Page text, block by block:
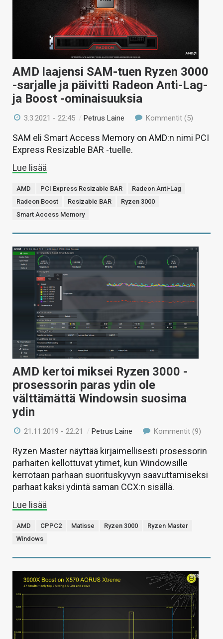
HAKU
AMD laajensi SAM-tuen Ryzen 3000
-sarjalle ja päivitti Radeon Anti-Lag-
ja Boost -ominaisuuksia
3.3.2021 - 22:45 /Petrus Laine Kommentit (5)
SAM eli Smart Access Memory on AMD:n nimi PCI
Express Resizable BAR -tuelle.
Lue lisää
AMD PCI Express Resizable BAR
Radeon Anti-Lag
Radeon Boost
Resizable BAR
Ryzen 3000
Smart Access Memory
AMD kertoi miksei Ryzen 3000 -
prosessorin paras ydin ole
välttämättä Windowsin suosima
ydin
21.11.2019 - 22:21 /Petrus Laine Kommentit (9)
Ryzen Master näyttää kirjaimellisesti prosessorin
parhaiten kellottuvat ytimet, kun Windowsille
kerrotaan parhaan suorituskyvyn saavuttamiseksi
parhaat kaksi ydintä saman CCX:n sisällä.
Lue lisää
AMD CPPC2 Matisse Ryzen 3000
Ryzen Master
Windows